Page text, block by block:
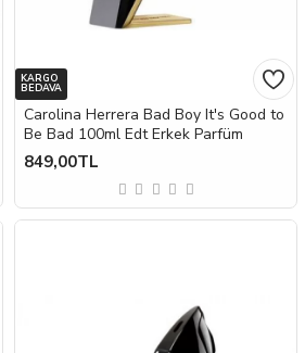
KARGO
BEDAVA
Carolina Herrera Bad Boy It's Good to
Be Bad 100ml Edt Erkek Parfüm
849,00TL